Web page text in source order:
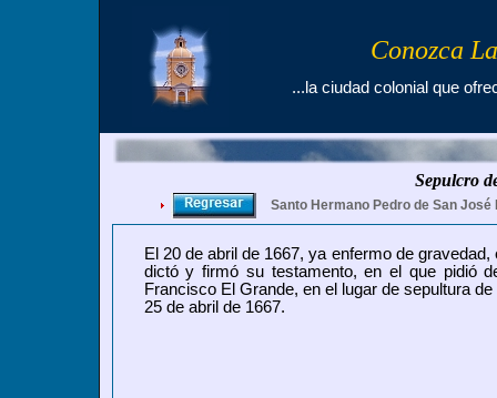
Conozca
...la ciudad colonial que
Sepulcro
Santo Hermano Pedro de San José
El 20 de abril de 1667, ya enfermo de
dictó y firmó su testamento, en el que pidió
Francisco El Grande, en el lugar de sepultura
25 de abril de 1667.